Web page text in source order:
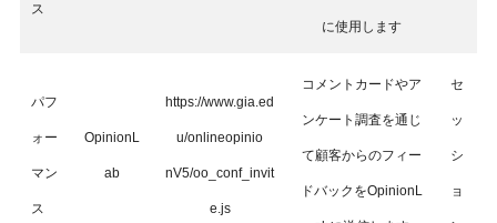
ス
に使用します
パフ
ォー
マン
ス
OpinionL
ab
https://www.gia.ed
u/onlineopinio
nV5/oo_conf_invit
e.js
コメントカードやア
ンケート調査を通じ
て顧客からのフィー
ドバックをOpinionL
セ
ッ
シ
ョ